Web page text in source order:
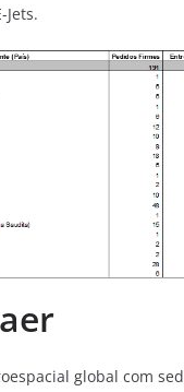
Jets.
global com